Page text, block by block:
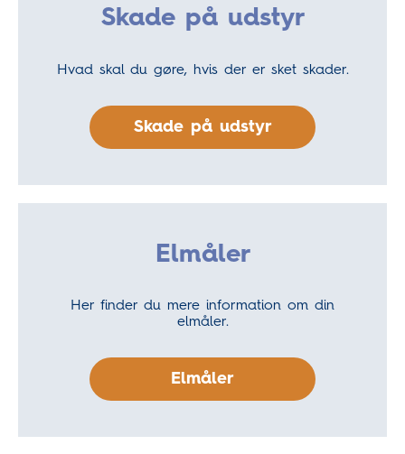
Skade på udstyr
Hvad skal du gøre, hvis der er sket skader.
Skade på udstyr
Elmåler
Her finder du mere information om din
elmåler.
Elmåler